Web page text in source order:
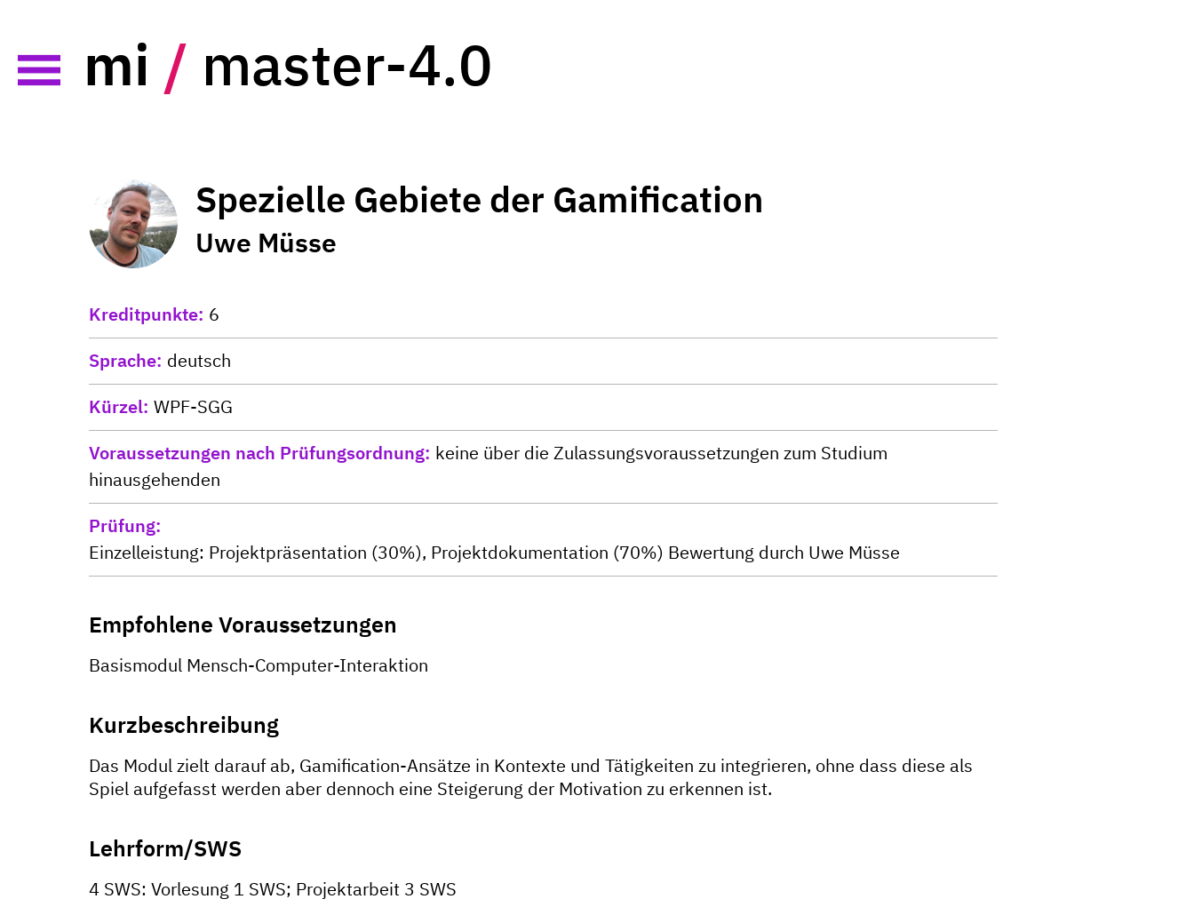
mi / master-4.0
Spezielle Gebiete der Gamification
Uwe Müsse
Kreditpunkte 6
Sprache deutsch
Kürzel WPF-SGG
Voraussetzungen nach Prüfungsordnung keine über die Zulassungsvoraussetzungen zum Studium
hinausgehenden
Prüfung
Einzelleistung: Projektpräsentation (30%), Projektdokumentation (70%) Bewertung durch Uwe Müsse
Empfohlene Voraussetzungen
Basismodul Mensch-Computer-Interaktion
Kurzbeschreibung
Das Modul zielt darauf ab, Gamification-Ansätze in Kontexte und Tätigkeiten zu integrieren, ohne dass diese als
Spiel aufgefasst werden aber dennoch eine Steigerung der Motivation zu erkennen ist.
Lehrform/SWS
4 SWS: Vorlesung 1 SWS; Projektarbeit 3 SWS